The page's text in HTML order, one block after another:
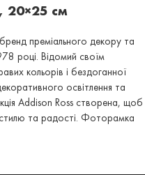
20×25 cм
преміального декору та
році. Відомий своїм
кольорів і бездоганної
освітлення та
Addison Ross створена, щоб
стилю та радості. Фоторамка